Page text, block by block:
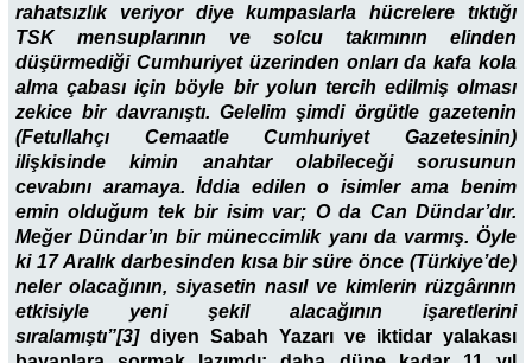
rahatsızlık veriyor diye kumpaslarla hücrelere tıktığı
TSK mensuplarının ve solcu takımının elinden
düşürmediği Cumhuriyet üzerinden onları da kafa kola
alma çabası için böyle bir yolun tercih edilmiş olması
zekice bir davranıştı. Gelelim şimdi örgütle gazetenin
(Fetullahçı Cemaatle Cumhuriyet Gazetesinin)
ilişkisinde kimin anahtar olabileceği sorusunun
cevabını aramaya. İddia edilen o isimler ama benim
emin olduğum tek bir isim var; O da Can Dündar’dır.
Meğer Dündar’ın bir müneccimlik yanı da varmış. Öyle
ki 17 Aralık darbesinden kısa bir süre önce (Türkiye’de)
neler olacağının, siyasetin nasıl ve kimlerin rüzgârının
etkisiyle yeni şekil alacağının işaretlerini
sıralamıştı”[3] diyen Sabah Yazarı ve iktidar yalakası